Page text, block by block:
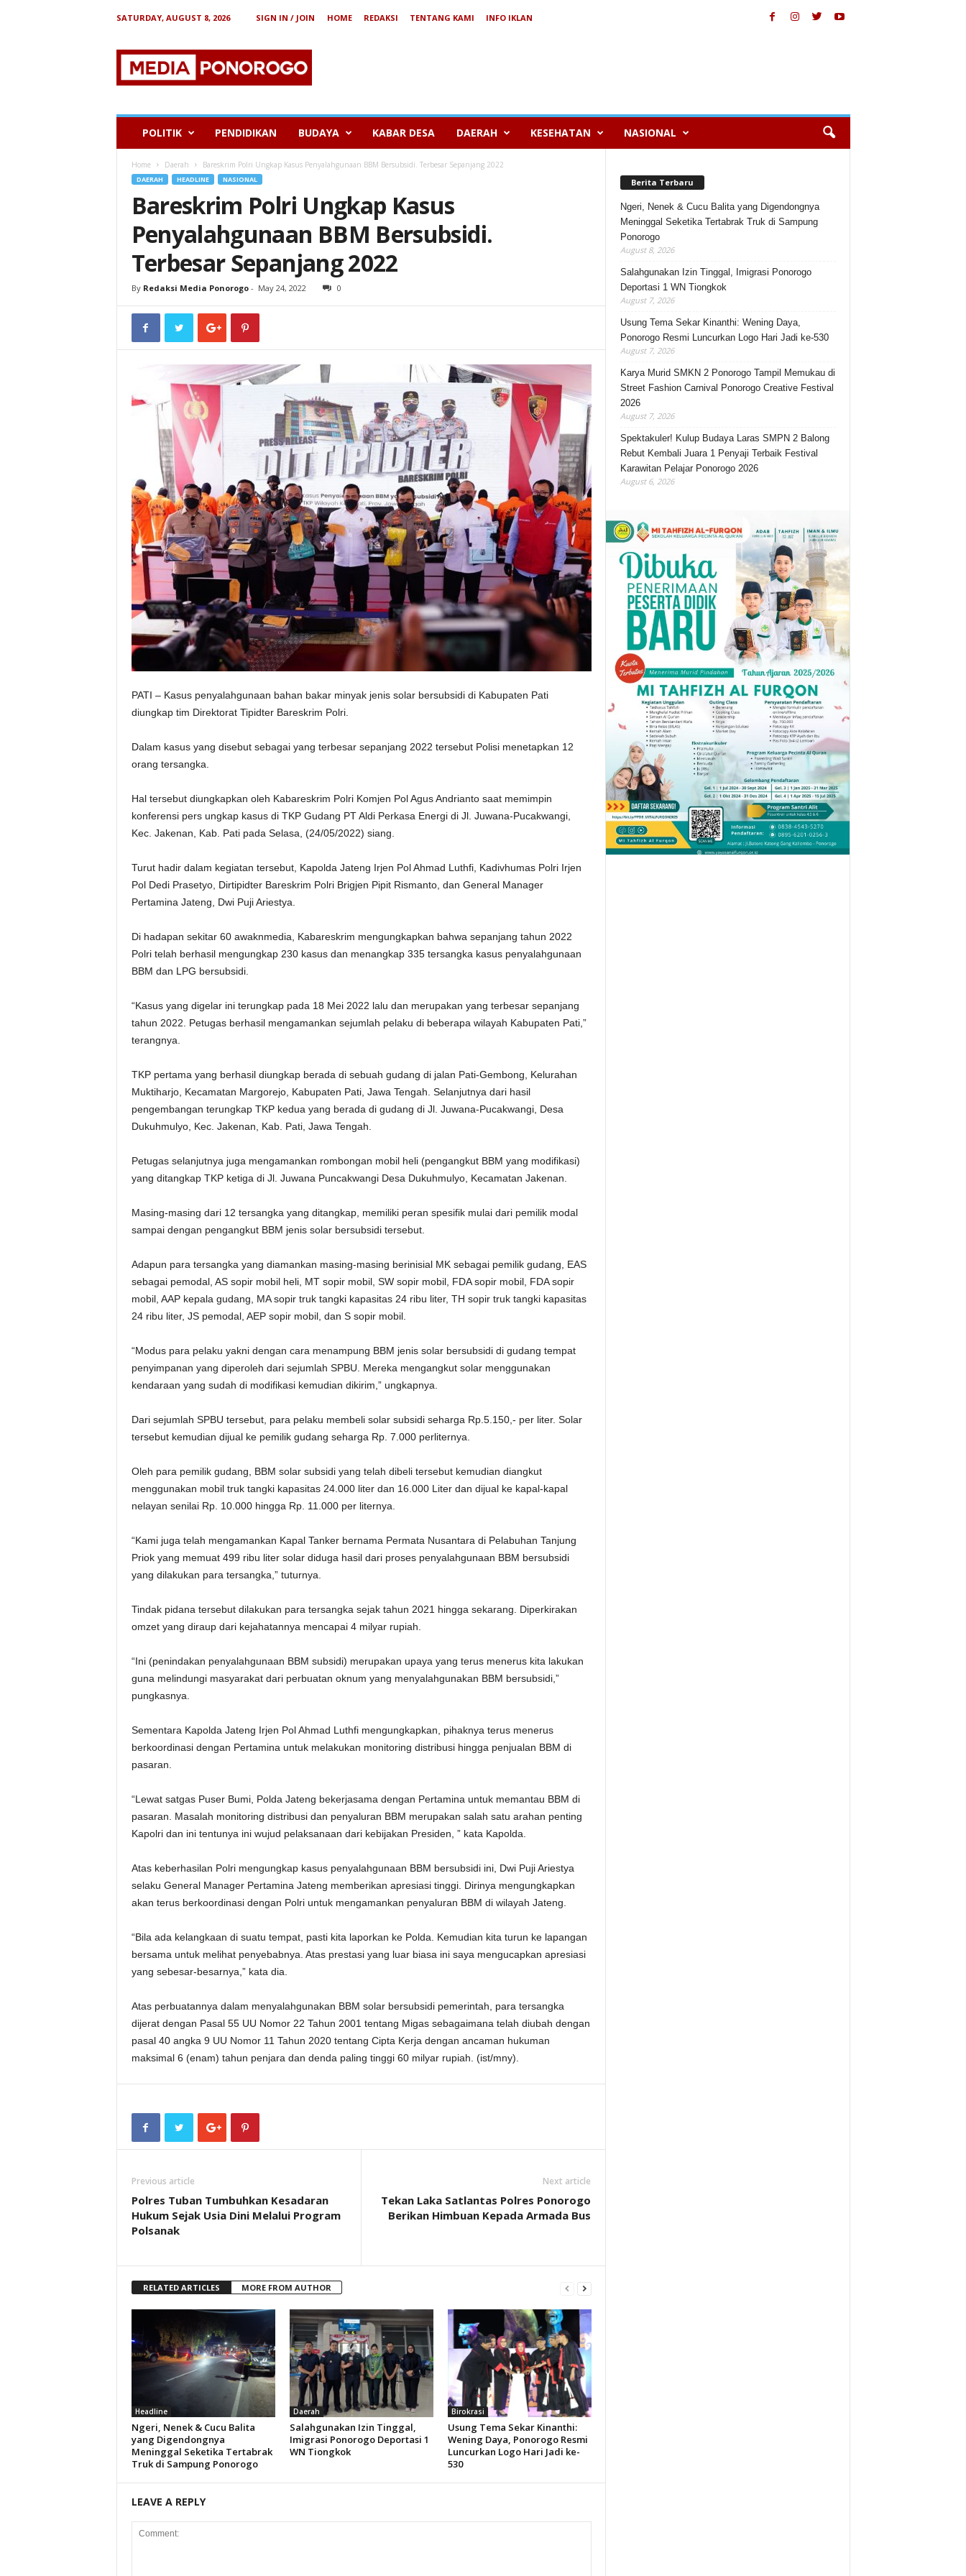
SATURDAY, AUGUST 8, 2026 SIGN IN / JOIN HOME REDAKSI TENTANG KAMI
INFO IKLAN
e
POLITIK PENDIDIKAN BUDAYA KABAR DESA DAERAH KESEHATAN NASIONAL
Home Daerah Bareskrim Polri Ungkap Kasus Penyalahgunaan BBM Bersubsidi. Terbesar Sepanjang 2022
DAERAH HEADLINE NASIONAL
Bareskrim Polri Ungkap Kasus
Penyalahgunaan BBM Bersubsidi.
Terbesar Sepanjang 2022
By Redaksi Media Ponorogo- May 24, 2022 0
PATI – Kasus penyalahgunaan bahan bakar minyak jenis solar bersubsidi di Kabupaten Pati
diungkap tim Direktorat Tipidter Bareskrim Polri.
Dalam kasus yang disebut sebagai yang terbesar sepanjang 2022 tersebut Polisi menetapkan 12
orang tersangka.
Hal tersebut diungkapkan oleh Kabareskrim Polri Komjen Pol Agus Andrianto saat memimpin
konferensi pers ungkap kasus di TKP Gudang PT Aldi Perkasa Energi di Jl. Juwana-Pucakwangi,
Kec. Jakenan, Kab. Pati pada Selasa, (24/05/2022) siang.
Turut hadir dalam kegiatan tersebut, Kapolda Jateng Irjen Pol Ahmad Luthfi, Kadivhumas Polri Irjen
Pol Dedi Prasetyo, Dirtipidter Bareskrim Polri Brigjen Pipit Rismanto, dan General Manager
Pertamina Jateng, Dwi Puji Ariestya.
Di hadapan sekitar 60 awaknmedia, Kabareskrim mengungkapkan bahwa sepanjang tahun 2022
Polri telah berhasil mengungkap 230 kasus dan menangkap 335 tersangka kasus penyalahgunaan
BBM dan LPG bersubsidi.
“Kasus yang digelar ini terungkap pada 18 Mei 2022 lalu dan merupakan yang terbesar sepanjang
tahun 2022. Petugas berhasil mengamankan sejumlah pelaku di beberapa wilayah Kabupaten Pati,”
terangnya.
TKP pertama yang berhasil diungkap berada di sebuah gudang di jalan Pati-Gembong, Kelurahan
Muktiharjo, Kecamatan Margorejo, Kabupaten Pati, Jawa Tengah. Selanjutnya dari hasil
pengembangan terungkap TKP kedua yang berada di gudang di Jl. Juwana-Pucakwangi, Desa
Dukuhmulyo, Kec. Jakenan, Kab. Pati, Jawa Tengah.
Petugas selanjutnya juga mengamankan rombongan mobil heli (pengangkut BBM yang modifikasi)
yang ditangkap TKP ketiga di Jl. Juwana Puncakwangi Desa Dukuhmulyo, Kecamatan Jakenan.
Masing-masing dari 12 tersangka yang ditangkap, memiliki peran spesifik mulai dari pemilik modal
sampai dengan pengangkut BBM jenis solar bersubsidi tersebut.
Adapun para tersangka yang diamankan masing-masing berinisial MK sebagai pemilik gudang, EAS
sebagai pemodal, AS sopir mobil heli, MT sopir mobil, SW sopir mobil, FDA sopir mobil, FDA sopir
mobil, AAP kepala gudang, MA sopir truk tangki kapasitas 24 ribu liter, TH sopir truk tangki kapasitas
24 ribu liter, JS pemodal, AEP sopir mobil, dan S sopir mobil.
“Modus para pelaku yakni dengan cara menampung BBM jenis solar bersubsidi di gudang tempat
penyimpanan yang diperoleh dari sejumlah SPBU. Mereka mengangkut solar menggunakan
kendaraan yang sudah di modifikasi kemudian dikirim,” ungkapnya.
Dari sejumlah SPBU tersebut, para pelaku membeli solar subsidi seharga Rp.5.150,- per liter. Solar
tersebut kemudian dijual ke pemilik gudang seharga Rp. 7.000 perliternya.
Oleh para pemilik gudang, BBM solar subsidi yang telah dibeli tersebut kemudian diangkut
menggunakan mobil truk tangki kapasitas 24.000 liter dan 16.000 Liter dan dijual ke kapal-kapal
nelayan senilai Rp. 10.000 hingga Rp. 11.000 per liternya.
“Kami juga telah mengamankan Kapal Tanker bernama Permata Nusantara di Pelabuhan Tanjung
Priok yang memuat 499 ribu liter solar diduga hasil dari proses penyalahgunaan BBM bersubsidi
yang dilakukan para tersangka,” tuturnya.
Tindak pidana tersebut dilakukan para tersangka sejak tahun 2021 hingga sekarang. Diperkirakan
omzet yang diraup dari kejahatannya mencapai 4 milyar rupiah.
“Ini (penindakan penyalahgunaan BBM subsidi) merupakan upaya yang terus menerus kita lakukan
guna melindungi masyarakat dari perbuatan oknum yang menyalahgunakan BBM bersubsidi,”
pungkasnya.
Sementara Kapolda Jateng Irjen Pol Ahmad Luthfi mengungkapkan, pihaknya terus menerus
berkoordinasi dengan Pertamina untuk melakukan monitoring distribusi hingga penjualan BBM di
pasaran.
“Lewat satgas Puser Bumi, Polda Jateng bekerjasama dengan Pertamina untuk memantau BBM di
pasaran. Masalah monitoring distribusi dan penyaluran BBM merupakan salah satu arahan penting
Kapolri dan ini tentunya ini wujud pelaksanaan dari kebijakan Presiden, ” kata Kapolda.
Atas keberhasilan Polri mengungkap kasus penyalahgunaan BBM bersubsidi ini, Dwi Puji Ariestya
selaku General Manager Pertamina Jateng memberikan apresiasi tinggi. Dirinya mengungkapkan
akan terus berkoordinasi dengan Polri untuk mengamankan penyaluran BBM di wilayah Jateng.
“Bila ada kelangkaan di suatu tempat, pasti kita laporkan ke Polda. Kemudian kita turun ke lapangan
bersama untuk melihat penyebabnya. Atas prestasi yang luar biasa ini saya mengucapkan apresiasi
yang sebesar-besarnya,” kata dia.
Atas perbuatannya dalam menyalahgunakan BBM solar bersubsidi pemerintah, para tersangka
dijerat dengan Pasal 55 UU Nomor 22 Tahun 2001 tentang Migas sebagaimana telah diubah dengan
pasal 40 angka 9 UU Nomor 11 Tahun 2020 tentang Cipta Kerja dengan ancaman hukuman
maksimal 6 (enam) tahun penjara dan denda paling tinggi 60 milyar rupiah. (ist/mny).
Previous article
Polres Tuban Tumbuhkan Kesadaran
Hukum Sejak Usia Dini Melalui Program
Polsanak
Next article
Tekan Laka Satlantas Polres Ponorogo
Berikan Himbuan Kepada Armada Bus
RELATED ARTICLES MORE FROM AUTHOR
Headline
Ngeri, Nenek & Cucu Balita
yang Digendongnya
Meninggal Seketika Tertabrak
Truk di Sampung Ponorogo
Daerah
Salahgunakan Izin Tinggal,
Imigrasi Ponorogo Deportasi 1
WN Tiongkok
Birokrasi
Usung Tema Sekar Kinanthi:
Wening Daya, Ponorogo Resmi
Luncurkan Logo Hari Jadi ke-
530
LEAVE A REPLY
Berita Terbaru
Ngeri, Nenek & Cucu Balita yang Digendongnya
Meninggal Seketika Tertabrak Truk di Sampung
Ponorogo
August 8, 2026
Salahgunakan Izin Tinggal, Imigrasi Ponorogo
Deportasi 1 WN Tiongkok
August 7, 2026
Usung Tema Sekar Kinanthi: Wening Daya,
Ponorogo Resmi Luncurkan Logo Hari Jadi ke-530
August 7, 2026
Karya Murid SMKN 2 Ponorogo Tampil Memukau di
Street Fashion Carnival Ponorogo Creative Festival
2026
August 7, 2026
Spektakuler! Kulup Budaya Laras SMPN 2 Balong
Rebut Kembali Juara 1 Penyaji Terbaik Festival
Karawitan Pelajar Ponorogo 2026
August 6, 2026